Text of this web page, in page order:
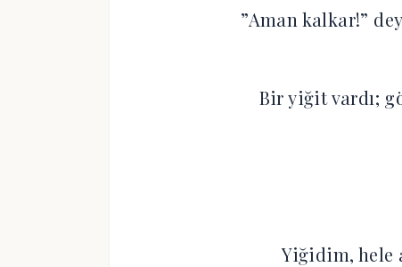
‎”Aman kalkar!”
Bir yiğit vardı;
Yiğidim, hele